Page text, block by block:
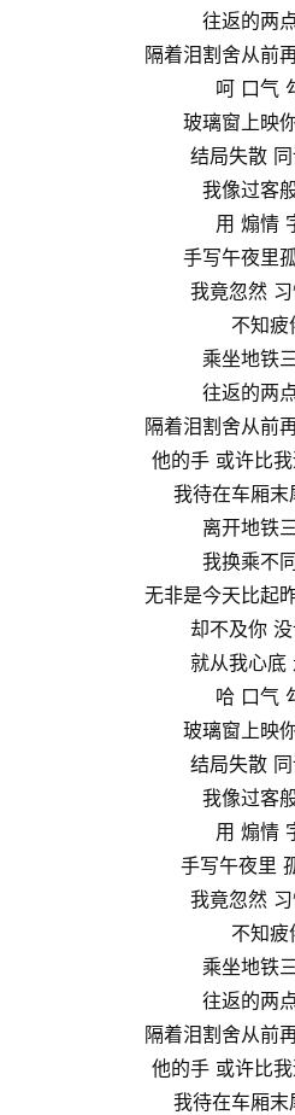
往返的两
隔着泪割舍从前
呵 口气
玻璃窗上映
结局失散
我像过客
用 煽情
手写午夜里
我竟忽然
不知疲
乘坐地铁
往返的两
隔着泪割舍从前
他的手 或许比
我待在车厢末
离开地铁
我换乘不
无非是今天比起
却不及你
就从我心底
哈 口气
玻璃窗上映
结局失散
我像过客
用 煽情
手写午夜里
我竟忽然
不知疲
乘坐地铁
往返的两
隔着泪割舍从前
他的手 或许比
我待在车厢末